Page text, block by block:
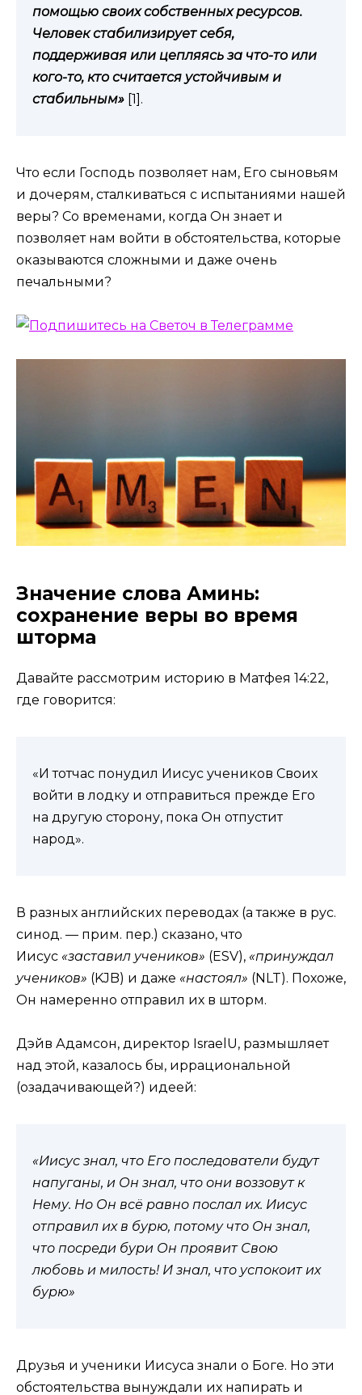
помощью своих собственных ресурсов.
Человек стабилизирует себя,
поддерживая или цепляясь за что-то или
кого-то, кто считается устойчивым и
стабильным» [1].
Что если Господь позволяет нам, Его сыновьям
и дочерям, сталкиваться с испытаниями нашей
веры? Со временами, когда Он знает и
позволяет нам войти в обстоятельства, которые
оказываются сложными и даже очень
печальными?
Значение слова Аминь:
сохранение веры во время
шторма
Давайте рассмотрим историю в Матфея 14:22,
где говорится:
«И тотчас понудил Иисус учеников Своих
войти в лодку и отправиться прежде Его
на другую сторону, пока Он отпустит
народ».
В разных английских переводах (а также в рус.
синод. — прим. пер.) сказано, что
Иисус «заставил учеников» (ESV), «принуждал
учеников» (KJB) и даже «настоял» (NLT). Похоже,
Он намеренно отправил их в шторм.
Дэйв Адамсон, директор IsraelU, размышляет
над этой, казалось бы, иррациональной
(озадачивающей?) идеей:
«Иисус знал, что Его последователи будут
напуганы, и Он знал, что они воззовут к
Нему. Но Он всё равно послал их. Иисус
отправил их в бурю, потому что Он знал,
что посреди бури Он проявит Свою
любовь и милость! И знал, что успокоит их
бурю»
Друзья и ученики Иисуса знали о Боге. Но эти
обстоятельства вынуждали их напирать и